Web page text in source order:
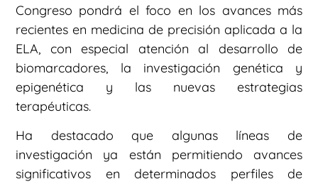
Congreso pondrá el foco en los avances más
recientes en medicina de precisión aplicada a la
ELA, con especial atención al desarrollo de
biomarcadores, la investigación genética y
epigenética y las nuevas estrategias
terapéuticas.
Ha destacado que algunas líneas de
investigación ya están permitiendo avances
significativos en determinados perfiles de